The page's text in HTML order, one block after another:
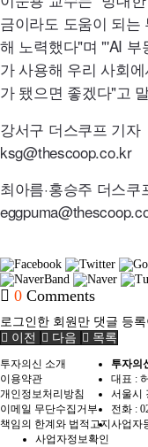
금이라도 도움이 되는
해 노력했다"며 "'AI 부
가 사용해 우리 사회
가 됐으면 좋겠다"고
강서구 더스쿠프 기자
ksg@thescoop.co.kr
최아름·홍승주 더스쿠
eggpuma@
0 Comments
로그인한 회원만 댓글 등
이전
다음 목록
투자의신 소개
이용약관
개인정보처리방침
이메일 무단수집거부
책임의 한계와 법적고지
투자의
대표 :
서울시
전화 :
사업자
사업자정보확인